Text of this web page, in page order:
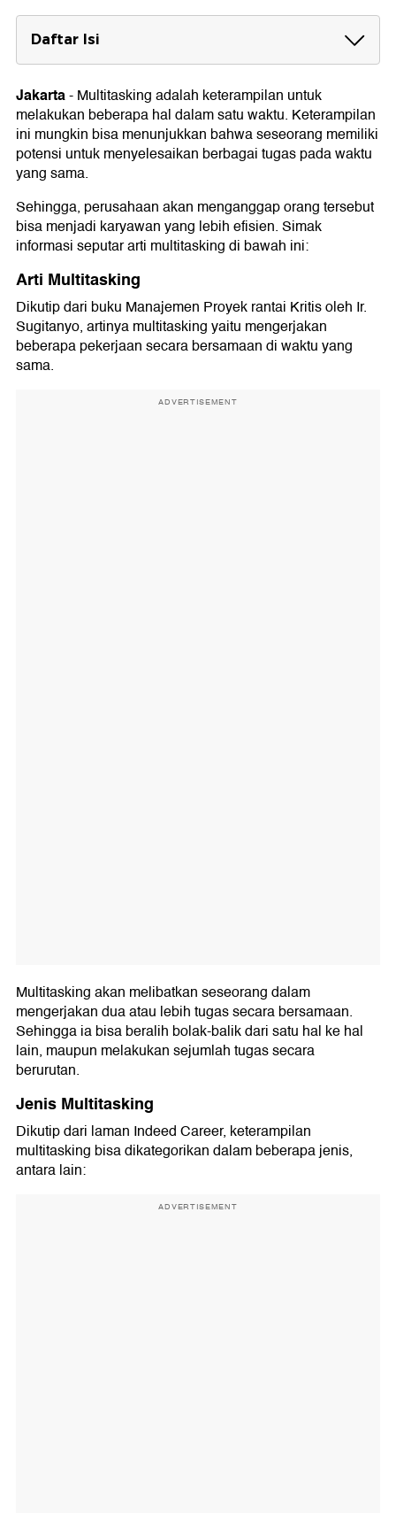
Daftar Isi
Arti Multitasking
Jenis Multitasking
1. Organisasi
2. Prioritas
3. Delegasi
4. Eksekusi
Contoh Multitasking
Persamaan Multitasking pada Manusia dan
Komputer
Apakah Multitasking Baik untuk Otak?
Jakarta-Multitasking adalah keterampilan untuk
melakukan beberapa hal dalam satu waktu. Keterampilan
ini mungkin bisa menunjukkan bahwa seseorang memiliki
potensi untuk menyelesaikan berbagai tugas pada waktu
yang sama.
Sehingga, perusahaan akan menganggap orang tersebut
bisa menjadi karyawan yang lebih efisien. Simak
informasi seputar arti multitasking di bawah ini:
Arti Multitasking
Dikutip dari buku Manajemen Proyek rantai Kritis oleh Ir.
Sugitanyo, artinya multitasking yaitu mengerjakan
beberapa pekerjaan secara bersamaan di waktu yang
sama.
ADVERTISEMENT
Multitasking akan melibatkan seseorang dalam
mengerjakan dua atau lebih tugas secara bersamaan.
Sehingga ia bisa beralih bolak-balik dari satu hal ke hal
lain, maupun melakukan sejumlah tugas secara
berurutan.
Jenis Multitasking
Dikutip dari laman Indeed Career, keterampilan
multitasking bisa dikategorikan dalam beberapa jenis,
antara lain:
ADVERTISEMENT